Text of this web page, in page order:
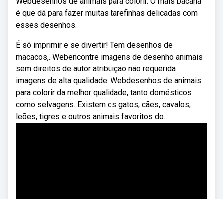
é que dá para fazer muitas tarefinhas delicadas com
esses desenhos.
É só imprimir e se divertir! Tem desenhos de
macacos,. Webencontre imagens de desenho animais
sem direitos de autor atribuição não requerida
imagens de alta qualidade. Webdesenhos de animais
para colorir da melhor qualidade, tanto domésticos
como selvagens. Existem os gatos, cães, cavalos,
leões, tigres e outros animais favoritos do.